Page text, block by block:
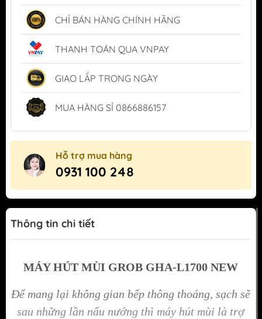
CHỈ BÁN HÀNG CHÍNH HÃNG
THANH TOÁN QUA VNPAY
GIAO LẮP TRONG NGÀY
MUA HÀNG SỈ 0866886157
Hỗ trợ mua hàng
0931 100 248
Thông tin chi tiết
MÁY HÚT MÙI GROB GHA-L1700 NEW
Để mang lại không gian bếp thông thoáng, sạch sẽ
sau những lần nấu nướng thì máy hút mùi là trợ